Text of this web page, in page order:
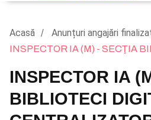
Acasă Anunțuri angajări
INSPECTOR IA (M) - SECŢIA
INSPECTOR IA
BIBLIOTECI